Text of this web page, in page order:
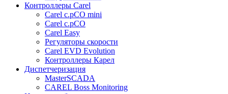
Контроллеры Carel
Carel c.pCO mini
Carel c.pCO
Carel Easy
Регуляторы скорости
Carel EVD Evolution
Контроллеры Карел
Диспетчеризация
MasterSCADA
CAREL Boss Monitoring